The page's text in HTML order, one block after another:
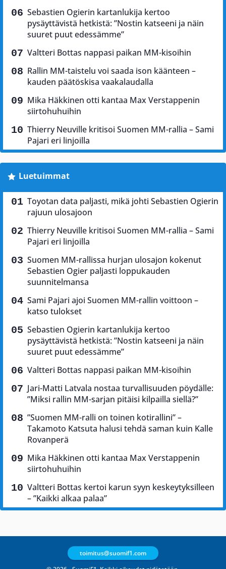
Sebastien Ogierin kartanlukija kertoo
pysäyttävistä hetkistä: ”Nostin katseeni ja näin
suuret puut edessämme”
Valtteri Bottas nappasi paikan MM-kisoihin
Rallin MM-taistelu voi saada ison käänteen –
kauden päätöskisa vaakalaudalla
Mika Häkkinen otti kantaa Max Verstappenin
siirtohuhuihin
Thierry Neuville kritisoi Suomen MM-rallia – Sami
Pajari eri linjoilla
Luetuimmat
Toyotan data paljasti, mikä johti Sebastien Ogierin
rajuun ulosajoon
Thierry Neuville kritisoi Suomen MM-rallia – Sami
Pajari eri linjoilla
Suomen MM-rallissa hurjan ulosajon kokenut
Sebastien Ogier paljasti loppukauden
suunnitelmansa
Sami Pajari ajoi Suomen MM-rallin voittoon –
katso tulokset
Sebastien Ogierin kartanlukija kertoo
pysäyttävistä hetkistä: ”Nostin katseeni ja näin
suuret puut edessämme”
Valtteri Bottas nappasi paikan MM-kisoihin
Jari-Matti Latvala nostaa turvallisuuden pöydälle:
”Miksi rallin MM-sarjan pitäisi kilpailla siellä?”
”Suomen MM-ralli on toinen kotirallini” –
Takamoto Katsuta halusi tehdä saman kuin Kalle
Rovanperä
Mika Häkkinen otti kantaa Max Verstappenin
siirtohuhuihin
Valtteri Bottas kertoi karun syyn keskeytyksilleen
– ”Kaikki alkaa palaa”
toimitus@suomif1.com